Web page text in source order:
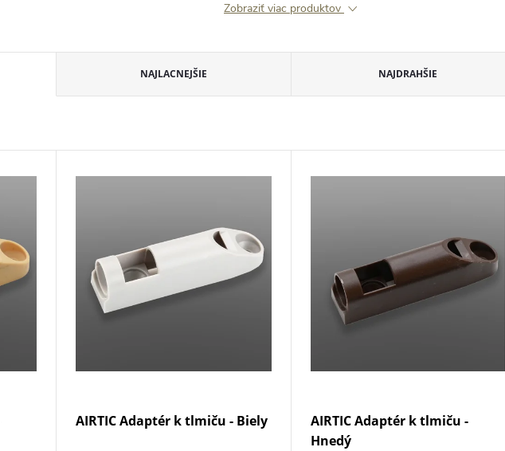
Zobraziť viac produktov
NAJLACNEJŠIE NAJDRAHŠIE
AIRTIC Adaptér k tlmiču - Biely
AIRTIC Adaptér k tlmiču -
Hnedý